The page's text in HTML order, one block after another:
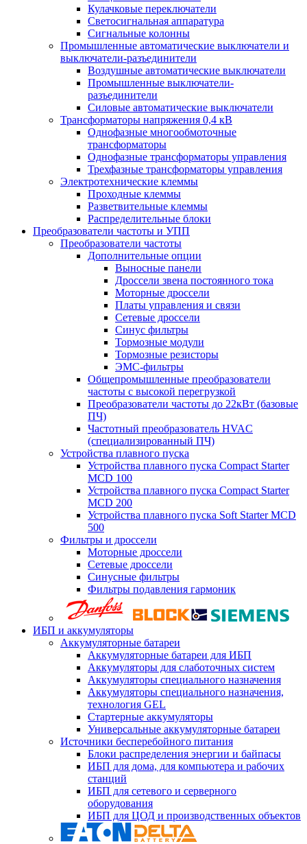
Кулачковые переключатели
Светосигнальная аппаратура
Сигнальные колонны
Промышленные автоматические выключатели и
выключатели-разъединители
Воздушные автоматические выключатели
Промышленные выключатели-
разъединители
Силовые автоматические выключатели
Трансформаторы напряжения 0,4 кВ
Однофазные многообмоточные
трансформаторы
Однофазные трансформаторы управления
Трехфазные трансформаторы управления
Электротехнические клеммы
Проходные клеммы
Разветвительные клеммы
Распределительные блоки
Преобразователи частоты и УПП
Преобразователи частоты
Дополнительные опции
Выносные панели
Дроссели звена постоянного тока
Моторные дроссели
Платы управления и связи
Сетевые дроссели
Синус фильтры
Тормозные модули
Тормозные резисторы
ЭМС-фильтры
Общепромышленные преобразователи
частоты с высокой перегрузкой
Преобразователи частоты до 22кВт (базовые
ПЧ)
Частотный преобразователь HVAC
(специализированный ПЧ)
Устройства плавного пуска
Устройства плавного пуска Compact Starter
MCD 100
Устройства плавного пуска Compact Starter
MCD 200
Устройства плавного пуска Soft Starter MCD
500
Фильтры и дроссели
Моторные дроссели
Сетевые дроссели
Синусные фильтры
Фильтры подавления гармоник
ИБП и аккумуляторы
Аккумуляторные батареи
Аккумуляторные батареи для ИБП
Аккумуляторы для слаботочных систем
Аккумуляторы специального назначения
Аккумуляторы специального назначения,
технология GEL
Стартерные аккумуляторы
Универсальные аккумуляторные батареи
Источники бесперебойного питания
Блоки распределения энергии и байпасы
ИБП для дома, для компьютера и рабочих
станций
ИБП для сетевого и серверного
оборудования
ИБП для ЦОД и производственных объектов